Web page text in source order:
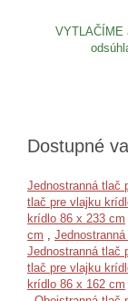
VYTLAČÍME
Dostupné
Jednostranná tlač
tlač pre vlajku
krídlo 86 x 233 cm
cm
Jednostranná tlač
tlač pre vlajku
krídlo 86 x 162 cm